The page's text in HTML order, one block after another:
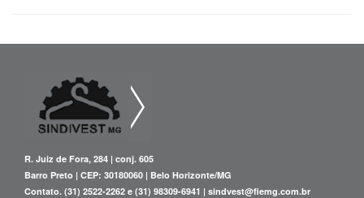
Consultoria
Convenções
SINDIVESTMG e SOAC BH-RM
Convenções – Interior de Minas
R. Juiz de Fora, 284 | conj. 605
Barro Preto | CEP: 30180060 | Belo Horizonte/MG
Contato. (31) 2522-2262 e (31) 98309-6941 | sindvest@fiemg.com.br